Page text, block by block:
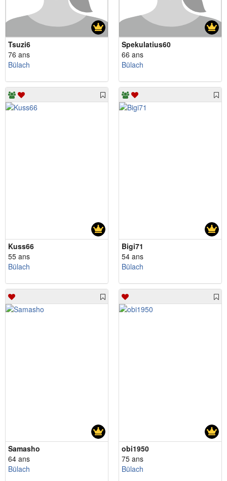
Tsuzi6
76 ans
Bülach
Spekulatius60
66 ans
Bülach
Kuss66
55 ans
Bülach
Bigi71
54 ans
Bülach
Samasho
64 ans
Bülach
obi1950
75 ans
Bülach